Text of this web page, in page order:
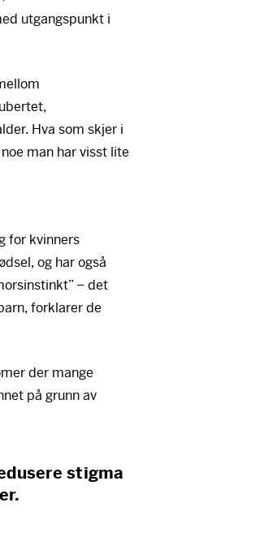
utgangspunkt i
Hva som skjer i
man har visst lite
for kvinners
og har også
– det
forklarer de
der mange
på grunn av
stigma